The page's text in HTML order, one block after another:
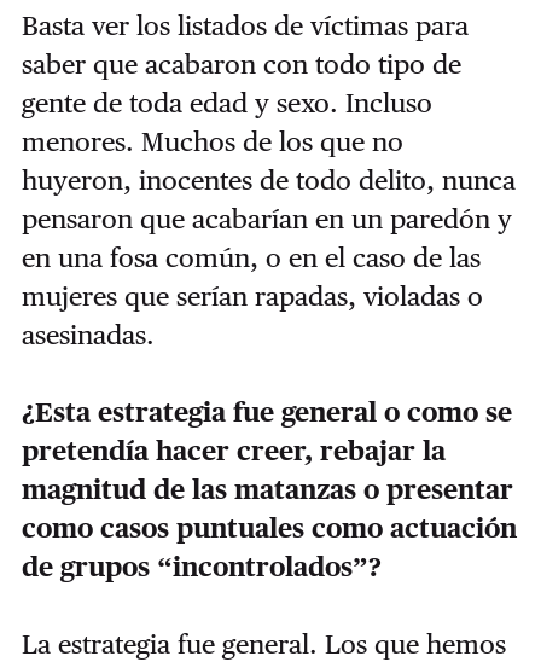
Basta ver los listados de víctimas para
saber que acabaron con todo tipo de
gente de toda edad y sexo. Incluso
menores. Muchos de los que no
huyeron, inocentes de todo delito, nunca
pensaron que acabarían en un paredón y
en una fosa común, o en el caso de las
mujeres que serían rapadas, violadas o
asesinadas.
¿Esta estrategia fue general o como se
pretendía hacer creer, rebajar la
magnitud de las matanzas o presentar
como casos puntuales como actuación
de grupos “incontrolados”?
La estrategia fue general. Los que hemos